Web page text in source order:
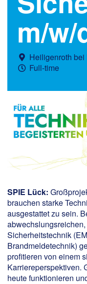
m/w/
Heiligenroth
Full-time
SPIE Lück:
brauchen starke
ausgestattet zu sein.
Sicherheitstechnik
Brandmeldetechnik)
profitieren von einem
Karriereperspektiven.
heute funktionieren